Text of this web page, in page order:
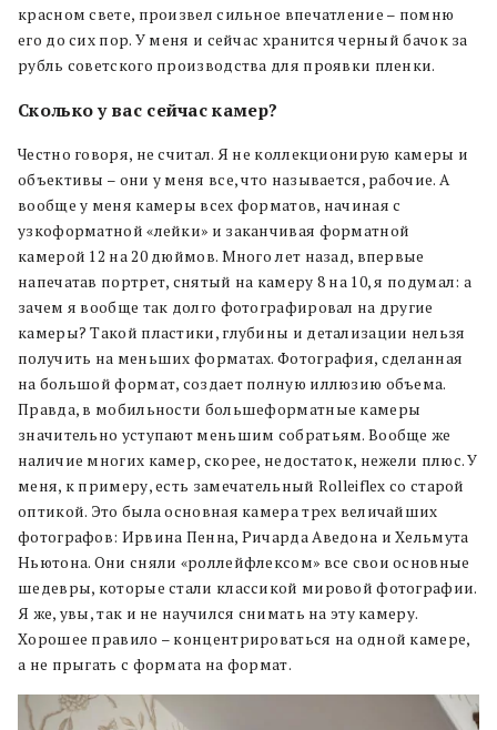
красном свете, произвел сильное впечатление – помню
его до сих пор. У меня и сейчас хранится черный бачок за
рубль советского производства для проявки пленки.
Сколько у вас сейчас камер?
Честно говоря, не считал. Я не коллекционирую камеры и
объективы – они у меня все, что называется, рабочие. А
вообще у меня камеры всех форматов, начиная с
узкоформатной «лейки» и заканчивая форматной
камерой 12 на 20 дюймов. Много лет назад, впервые
напечатав портрет, снятый на камеру 8 на 10, я подумал: а
зачем я вообще так долго фотографировал на другие
камеры? Такой пластики, глубины и детализации нельзя
получить на меньших форматах. Фотография, сделанная
на большой формат, создает полную иллюзию объема.
Правда, в мобильности большеформатные камеры
значительно уступают меньшим собратьям. Вообще же
наличие многих камер, скорее, недостаток, нежели плюс. У
меня, к примеру, есть замечательный Rolleiflex со старой
оптикой. Это была основная камера трех величайших
фотографов: Ирвина Пенна, Ричарда Аведона и Хельмута
Ньютона. Они сняли «роллейфлексом» все свои основные
шедевры, которые стали классикой мировой фотографии.
Я же, увы, так и не научился снимать на эту камеру.
Хорошее правило – концентрироваться на одной камере,
а не прыгать с формата на формат.